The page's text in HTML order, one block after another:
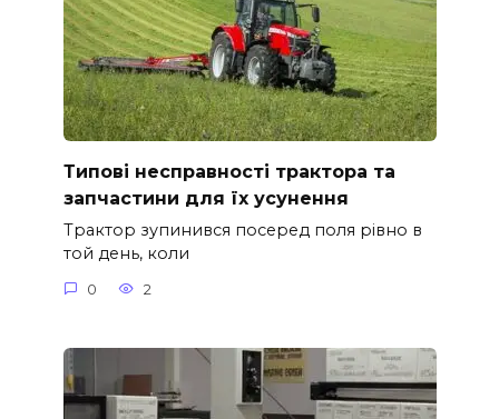
Типові несправності трактора та
запчастини для їх усунення
Трактор зупинився посеред поля рівно в
той день, коли
0 2